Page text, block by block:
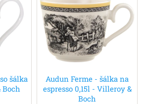
šálka
Audun Ferme - šálka na
espresso 0,15l - Villeroy &
Boch